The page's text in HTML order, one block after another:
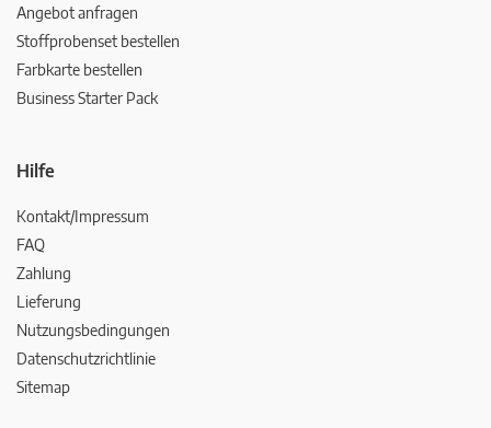
Angebot anfragen
Stoffprobenset bestellen
Farbkarte bestellen
Business Starter Pack
Hilfe
Kontakt/Impressum
FAQ
Zahlung
Lieferung
Nutzungsbedingungen
Datenschutzrichtlinie
Sitemap